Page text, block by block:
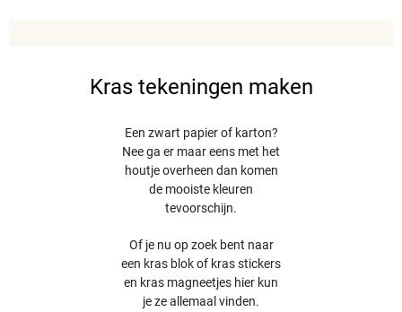
Kras tekeningen maken
Een zwart papier of karton?
Nee ga er maar eens met het
houtje overheen dan komen
de mooiste kleuren
tevoorschijn.
Of je nu op zoek bent naar
een kras blok of kras stickers
en kras magneetjes hier kun
je ze allemaal vinden.